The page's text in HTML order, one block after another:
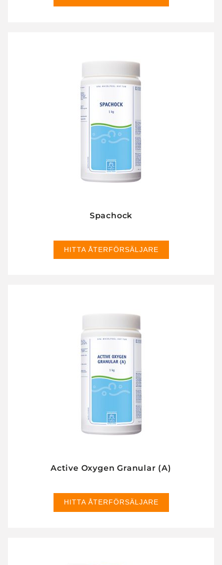
Spachock
HITTA ÅTERFÖRSÄLJARE
Active Oxygen Granular (A)
HITTA ÅTERFÖRSÄLJARE